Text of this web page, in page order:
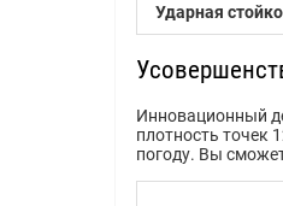
Ударная
Инновационный
плотность точек
погоду. Вы